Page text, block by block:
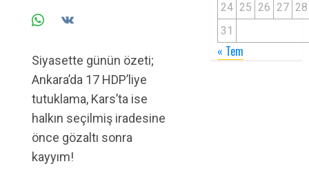
Siyasette günün özeti;
Ankara’da 17 HDP’liye
tutuklama, Kars’ta ise
halkın seçilmiş iradesine
önce gözaltı sonra
kayyım!
24 25 26 27 28
31
« Tem